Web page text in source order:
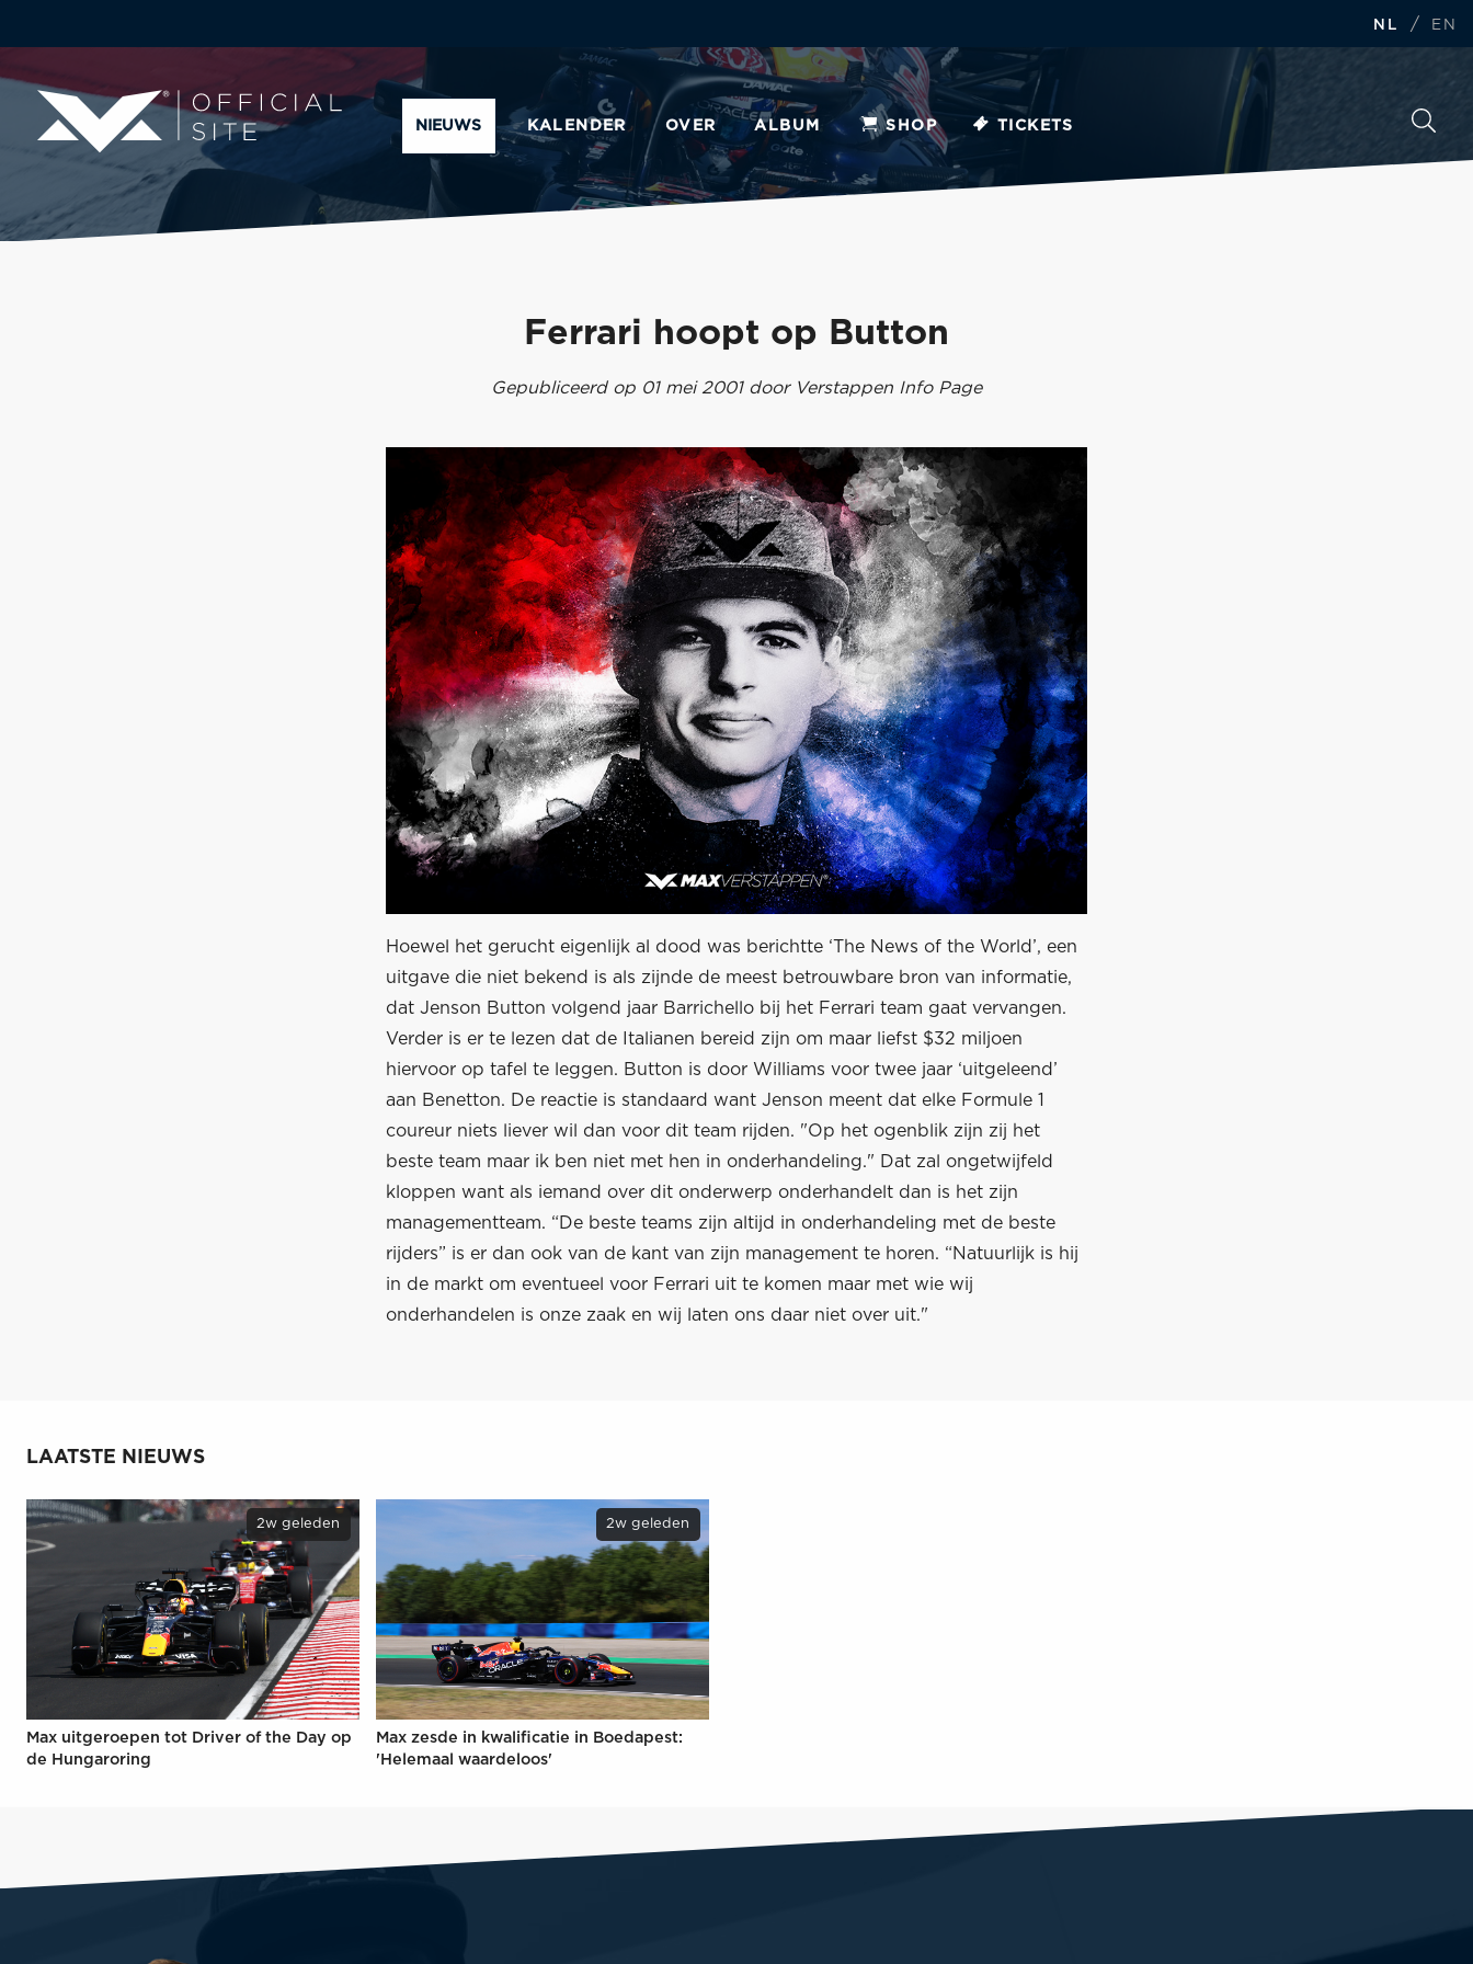
NL / EN
NIEUWS KALENDER OVER ALBUM SHOP TICKETS
Ferrari hoopt op Button
Gepubliceerd op 01 mei 2001 door Verstappen Info Page
Hoewel het gerucht eigenlijk al dood was berichtte ‘The News of the World’, een
uitgave die niet bekend is als zijnde de meest betrouwbare bron van informatie,
dat Jenson Button volgend jaar Barrichello bij het Ferrari team gaat vervangen.
Verder is er te lezen dat de Italianen bereid zijn om maar liefst $32 miljoen
hiervoor op tafel te leggen. Button is door Williams voor twee jaar ‘uitgeleend’
aan Benetton. De reactie is standaard want Jenson meent dat elke Formule 1
coureur niets liever wil dan voor dit team rijden. "Op het ogenblik zijn zij het
beste team maar ik ben niet met hen in onderhandeling." Dat zal ongetwijfeld
kloppen want als iemand over dit onderwerp onderhandelt dan is het zijn
managementteam. “De beste teams zijn altijd in onderhandeling met de beste
rijders” is er dan ook van de kant van zijn management te horen. “Natuurlijk is hij
in de markt om eventueel voor Ferrari uit te komen maar met wie wij
onderhandelen is onze zaak en wij laten ons daar niet over uit."
LAATSTE NIEUWS
2w geleden
Max uitgeroepen tot Driver of the Day op
de Hungaroring
2w geleden
Max zesde in kwalificatie in Boedapest:
'Helemaal waardeloos'